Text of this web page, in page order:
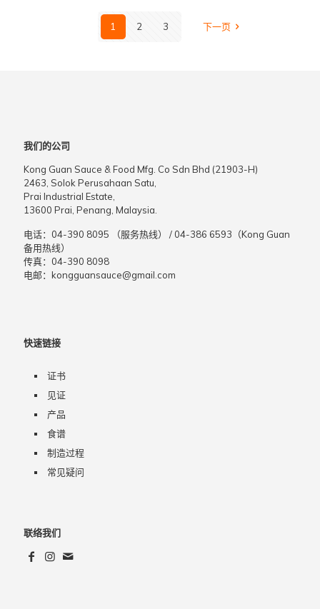
1 2 3 下一页
我们的公司
Kong Guan Sauce & Food Mfg. Co Sdn Bhd (21903-H)
2463, Solok Perusahaan Satu,
Prai Industrial Estate,
13600 Prai, Penang, Malaysia.
电话： 04-390 8095 （服务热线） / 04-386 6593（Kong Guan
备用热线）
传真： 04-390 8098
电邮： kongguansauce@gmail.com
快速链接
证书
见证
产品
食谱
制造过程
常见疑问
联络我们